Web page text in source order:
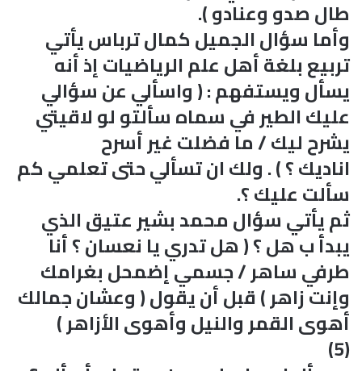
طال صدو وعنادو ).
وأما سؤال الجميل كمال ترباس يأتي
تربيع بلغة أهل علم الرياضيات إذ أنه
يسأل ويستفهم : ( واسألي عن سؤالي
عليك الطير في سماه سألتو لو لاقيتي
يشرح ليك / ما فضلت غير أسرح
اناديك ؟ ) . ولك ان تسألي حتى تعلمي كم
سألت عليك ؟.
ثم يأتي سؤال محمد بشير عتيق الذي
يبدأ ب هل ؟ ( هل تدري يا نعسان ؟ أنا
طرفي ساهر / جسمي إضمحل بغرامك
وإنت زاهر ) قبل أن يقول ( وعشان جمالك
أهوى القمر والنيل وأهوى الأزاهر )
(5)